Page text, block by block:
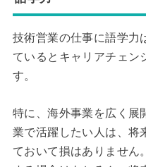
技術営業の仕事に語学力
ているとキャリアチェン
す。
特に、海外事業を広く展
業で活躍したい人は、将
ておいて損はありません